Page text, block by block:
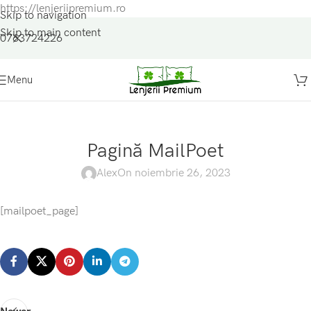
https://lenjeriipremium.ro
Skip to navigation
Skip to main content
0763724226
Menu
Pagină MailPoet
AlexOn noiembrie 26, 2023
[mailpoet_page]